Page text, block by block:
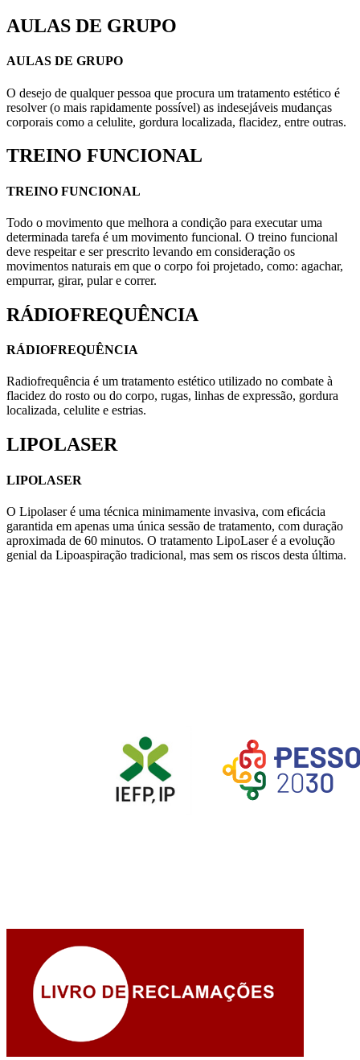
AULAS DE GRUPO
AULAS DE GRUPO
O desejo de qualquer pessoa que procura um tratamento estético é
resolver (o mais rapidamente possível) as indesejáveis mudanças
corporais como a celulite, gordura localizada, flacidez, entre outras.
TREINO FUNCIONAL
TREINO FUNCIONAL
Todo o movimento que melhora a condição para executar uma
determinada tarefa é um movimento funcional. O treino funcional
deve respeitar e ser prescrito levando em consideração os
movimentos naturais em que o corpo foi projetado, como: agachar,
empurrar, girar, pular e correr.
RÁDIOFREQUÊNCIA
RÁDIOFREQUÊNCIA
Radiofrequência é um tratamento estético utilizado no combate à
flacidez do rosto ou do corpo, rugas, linhas de expressão, gordura
localizada, celulite e estrias.
LIPOLASER
LIPOLASER
O Lipolaser é uma técnica minimamente invasiva, com eficácia
garantida em apenas uma única sessão de tratamento, com duração
aproximada de 60 minutos. O tratamento LipoLaser é a evolução
genial da Lipoaspiração tradicional, mas sem os riscos desta última.